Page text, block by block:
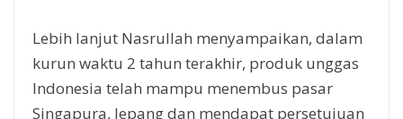
Lebih lanjut Nasrullah menyampaikan, dalam
kurun waktu 2 tahun terakhir, produk unggas
Indonesia telah mampu menembus pasar
Singapura, Jepang dan mendapat persetujuan